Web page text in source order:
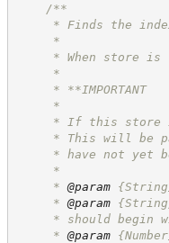
/**
* Finds the index
*
* When store is
*
* **IMPORTANT
*
* If this store
* This will be
* have not yet
*
* @param
* @param {String/
* should begin
* @param